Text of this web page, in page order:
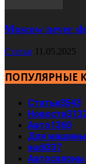
Moscow never
Статьи 11.05.2025
ПОПУЛЯРНЫЕ
Статьи3543
Новости
Авто1360
Для машины
audi337